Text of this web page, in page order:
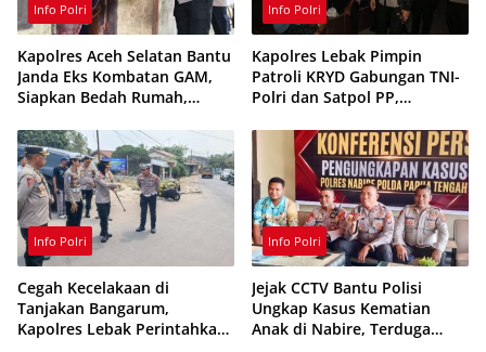
Info Polri
Kapolres Aceh Selatan Bantu
Janda Eks Kombatan GAM,
Siapkan Bedah Rumah,
Usaha
Info Polri
Kapolres Lebak Pimpin
Patroli KRYD Gabungan TNI-
Polri dan Satpol PP,
Balap Liar
Info Polri
Cegah Kecelakaan di
Tanjakan Bangarum,
Kapolres Lebak Perintahkan
Info Polri
Jejak CCTV Bantu Polisi
Ungkap Kasus Kematian
Anak di Nabire, Terduga